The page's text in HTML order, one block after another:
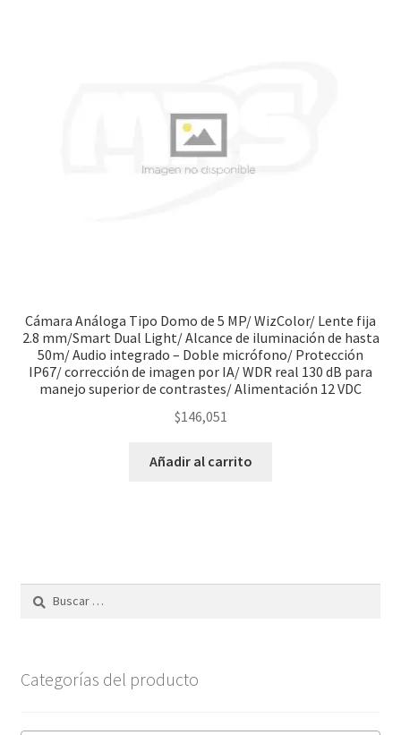
Cámara Análoga Tipo Domo de 5 MP/ WizColor/ Lente fija
2.8 mm/Smart Dual Light/ Alcance de iluminación de hasta
50m/ Audio integrado – Doble micrófono/ Protección
IP67/ corrección de imagen por IA/ WDR real 130 dB para
manejo superior de contrastes/ Alimentación 12 VDC
$146,051
Añadir al carrito
Buscar:
Categorías del producto